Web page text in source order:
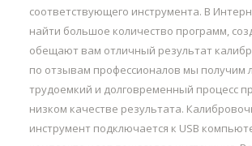
соответствующего инструмента. В
найти большое количество программ,
обещают вам отличный результат
по отзывам профессионалов мы получим
трудоемкий и долговременный процесс
низком качестве результата.
инструмент подключается к USB